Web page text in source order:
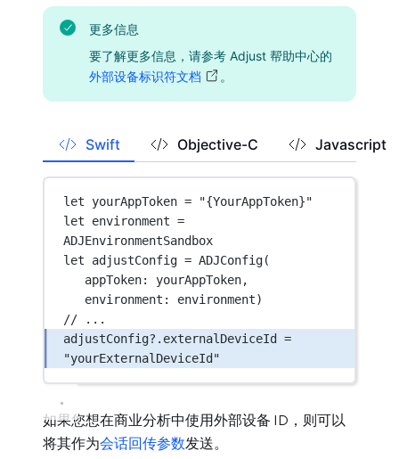
更多信息
要了解更多信息，请参考 Adjust 帮助中心的
外部设备标识符文档
。
Swift Objective-C Javascript
let yourAppToken =
"{YourAppToken}"
let environment =
ADJEnvironmentSandbox
let adjustConfig = ADJConfig(
appToken: yourAppToken,
environment : environment)
// ...
adjustConfig? .externalDeviceId =
"yourExternalDeviceId"
如果您想在商业分析中使用外部设备 ID，则可以
将其作为会话回传参数发送。